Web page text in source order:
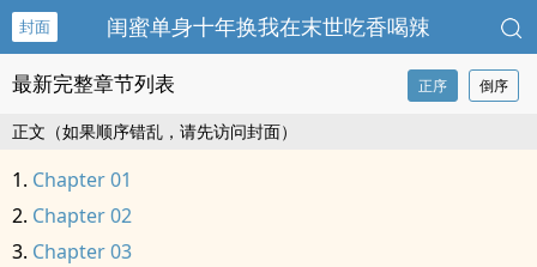
封面 闺蜜单身十年换我在末世吃香喝辣
最新完整章节列表 正序 倒序
正文（如果顺序错乱，请先访问封面）
Chapter 01
Chapter 02
Chapter 03